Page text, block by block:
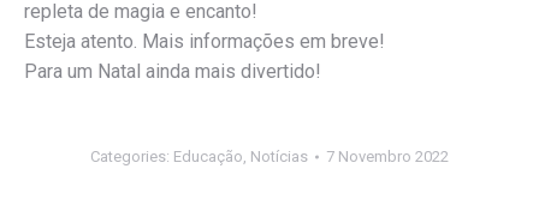
repleta de magia e encanto!
Esteja atento. Mais informações em breve!
Para um Natal ainda mais divertido!
Categories: Educação, Notícias 7 Novembro 2022